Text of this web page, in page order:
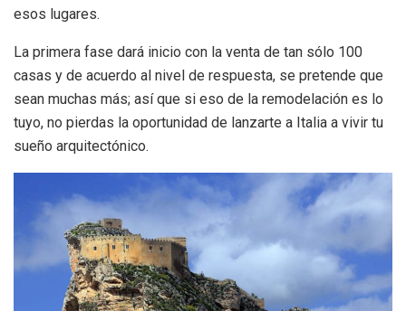
esos lugares.
La primera fase dará inicio con la venta de tan sólo 100
casas y de acuerdo al nivel de respuesta, se pretende que
sean muchas más; así que si eso de la remodelación es lo
tuyo, no pierdas la oportunidad de lanzarte a Italia a vivir tu
sueño arquitectónico.